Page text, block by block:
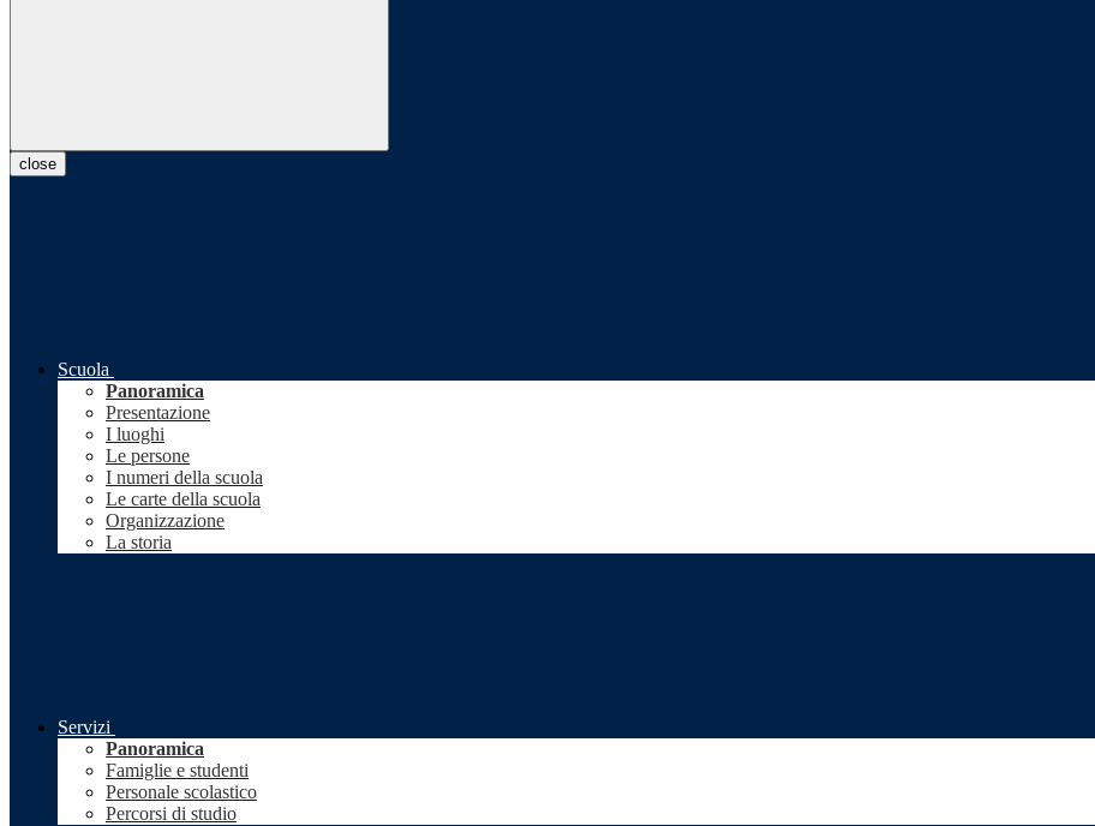
close
Scuola
Panoramica
Presentazione
I luoghi
Le persone
I numeri della scuola
Le carte della scuola
Organizzazione
La storia
Servizi
Panoramica
Famiglie e studenti
Personale scolastico
Percorsi di studio